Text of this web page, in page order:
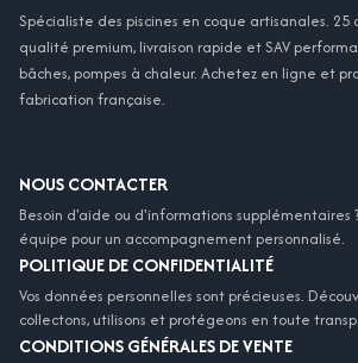
Spécialiste des piscines en coque artisanales. 25
qualité premium, livraison rapide et SAV
bâches, pompes à chaleur. Achetez en ligne et
fabrication française.
NOUS CONTACTER
Besoin d'aide ou d'informations supplémentaires
équipe pour un accompagnement personnalisé.
POLITIQUE DE CONFIDENTIALITÉ
Vos données personnelles sont précieuses.
collectons, utilisons et protégeons en toute
CONDITIONS GÉNÉRALES DE VENTE